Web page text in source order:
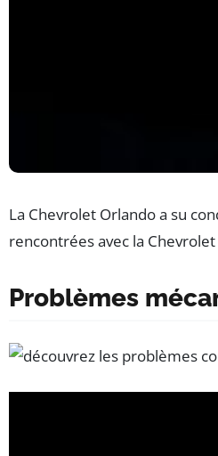
La Chevrolet Orlando a su
rencontrées avec la
Problèmes